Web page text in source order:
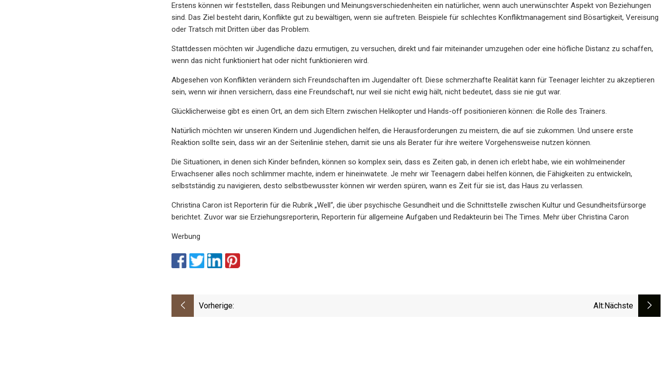
Erstens können wir feststellen, dass Reibungen und Meinungsverschiedenheiten ein natürlicher, wenn auch unerwünschter Aspekt von Beziehungen
sind. Das Ziel besteht darin, Konflikte gut zu bewältigen, wenn sie auftreten. Beispiele für schlechtes Konfliktmanagement sind Bösartigkeit, Vereisung
oder Tratsch mit Dritten über das Problem.
Stattdessen möchten wir Jugendliche dazu ermutigen, zu versuchen, direkt und fair miteinander umzugehen oder eine höfliche Distanz zu schaffen,
wenn das nicht funktioniert hat oder nicht funktionieren wird.
Abgesehen von Konflikten verändern sich Freundschaften im Jugendalter oft. Diese schmerzhafte Realität kann für Teenager leichter zu akzeptieren
sein, wenn wir ihnen versichern, dass eine Freundschaft, nur weil sie nicht ewig hält, nicht bedeutet, dass sie nie gut war.
Glücklicherweise gibt es einen Ort, an dem sich Eltern zwischen Helikopter und Hands-off positionieren können: die Rolle des Trainers.
Natürlich möchten wir unseren Kindern und Jugendlichen helfen, die Herausforderungen zu meistern, die auf sie zukommen. Und unsere erste
Reaktion sollte sein, dass wir an der Seitenlinie stehen, damit sie uns als Berater für ihre weitere Vorgehensweise nutzen können.
Die Situationen, in denen sich Kinder befinden, können so komplex sein, dass es Zeiten gab, in denen ich erlebt habe, wie ein wohlmeinender
Erwachsener alles noch schlimmer machte, indem er hineinwatete. Je mehr wir Teenagern dabei helfen können, die Fähigkeiten zu entwickeln,
selbstständig zu navigieren, desto selbstbewusster können wir werden spüren, wann es Zeit für sie ist, das Haus zu verlassen.
Christina Caron ist Reporterin für die Rubrik „Well“, die über psychische Gesundheit und die Schnittstelle zwischen Kultur und Gesundheitsfürsorge
berichtet. Zuvor war sie Erziehungsreporterin, Reporterin für allgemeine Aufgaben und Redakteurin bei The Times. Mehr über Christina Caron
Werbung
Vorherige: Alt:nächste